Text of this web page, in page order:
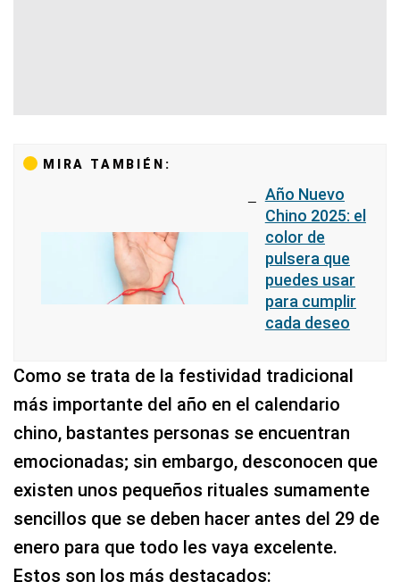
MIRA TAMBIÉN:
Año Nuevo
Chino 2025: el
color de
pulsera que
puedes usar
para cumplir
cada deseo
Como se trata de la festividad tradicional
más importante del año en el calendario
chino, bastantes personas se encuentran
emocionadas; sin embargo, desconocen que
existen unos pequeños rituales sumamente
sencillos que se deben hacer antes del 29 de
enero para que todo les vaya excelente.
Estos son los más destacados: